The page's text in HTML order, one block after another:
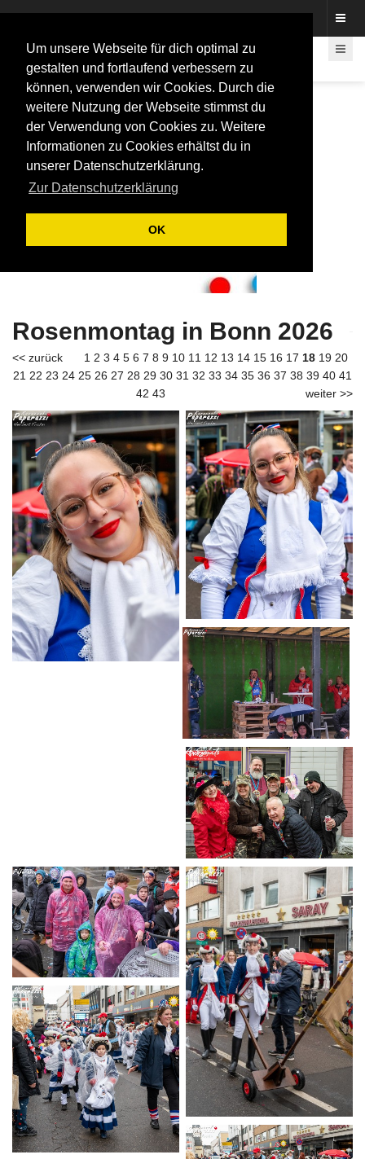
Um unsere Webseite für dich optimal zu
gestalten und fortlaufend verbessern zu
können, verwenden wir Cookies. Durch die
weitere Nutzung der Webseite stimmst du
der Verwendung von Cookies zu. Weitere
Informationen zu Cookies erhältst du in
unserer Datenschutzerklärung.
Zur Datenschutzerklärung
OK
Rosenmontag in Bonn 2026
<< zurück 1 2 3 4 5 6 7 8 9 10 11 12 13 14 15 16 17 18 19 20
21 22 23 24 25 26 27 28 29 30 31 32 33 34 35 36 37 38 39 40 41
42 43 weiter >>